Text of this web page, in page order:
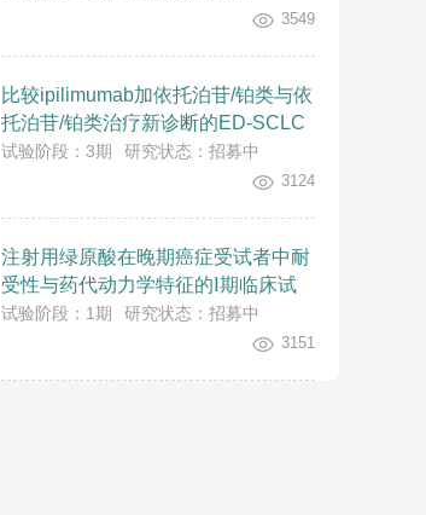
3549
比较ipilimumab加依托泊苷/铂类与依
托泊苷/铂类治疗新诊断的ED-SCLC
患者疗效的随机、多中心、双盲、3
试验阶段：3期 研究状态：招募中
3124
注射用绿原酸在晚期癌症受试者中耐
受性与药代动力学特征的Ⅰ期临床试
验
试验阶段：1期 研究状态：招募中
3151